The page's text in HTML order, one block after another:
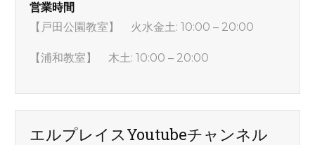
営業時間
【戸田公園教室】 火水金土: 10:00 – 20:00
【浦和教室】 木土: 10:00 – 20:00
エルプレイスYoutubeチャンネル